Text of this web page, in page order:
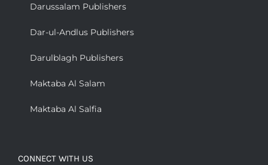
Darussalam Publishers
Dar-ul-Andlus Publishers
Darulblagh Publishers
Maktaba Al Salam
Maktaba Al Salfia
CONNECT WITH US